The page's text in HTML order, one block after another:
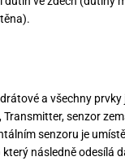
a všechny
senzor
senzoru je
následně odesílá